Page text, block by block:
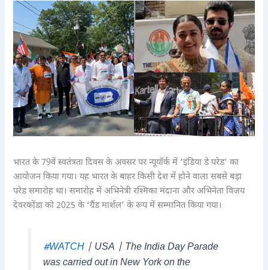
भारत के 79वें स्वतंत्रता दिवस के अवसर पर न्यूयॉर्क में ‘इंडिया डे परेड’ का
आयोजन किया गया। यह भारत के बाहर किसी देश में होने वाला सबसे बड़ा
परेड समारोह था। समारोह में अभिनेत्री रश्मिका मंदाना और अभिनेता विजय
देवरकोंडा को 2025 के ‘ग्रैंड मार्शल’ के रूप में सम्मानित किया गया।
#WATCH| USA | The India Day Parade
was carried out in New York on the